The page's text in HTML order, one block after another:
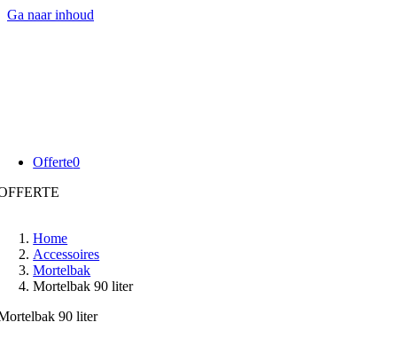
Ga naar inhoud
Offerte0
Home
Accessoires
Mortelbak
Mortelbak 90 liter
90 liter